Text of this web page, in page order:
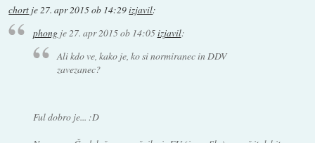
chort je 27. apr 2015 ob 14:29izjavil:
phongje27. apr 2015 ob 14:05izjavil:
Ali kdo ve, kako je, ko si normiranec in DDV
zavezanec?
Ful dobro je... :D